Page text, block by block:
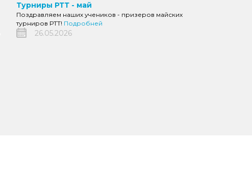
Турниры РТТ - май
Поздравляем наших учеников - призеров майских
турниров РТТ! Подробней
26.05.2026